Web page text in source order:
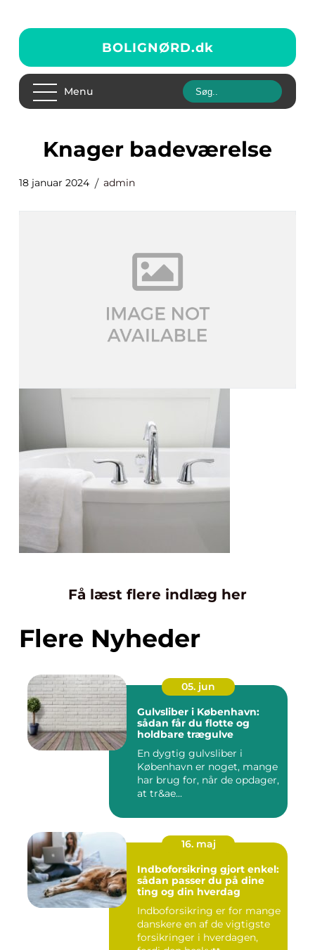
BOLIGNØRD.dk
Menu
knager badeværelse
18 januar 2024 admin
Få læst flere indlæg her
Flere Nyheder
05. jun
Gulvsliber i København:
sådan får du flotte og
holdbare trægulve
En dygtig gulvsliber i
København er noget, mange
har brug for, når de opdager,
at tr&ae...
16. maj
Indboforsikring gjort enkel:
sådan passer du på dine
ting og din hverdag
Indboforsikring er for mange
danskere en af de vigtigste
forsikringer i hverdagen,